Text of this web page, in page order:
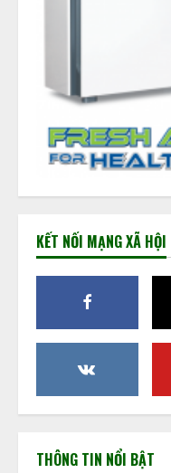
KẾT NỐI MẠNG XÃ HỘI
THÔNG TIN NỔI BẬT